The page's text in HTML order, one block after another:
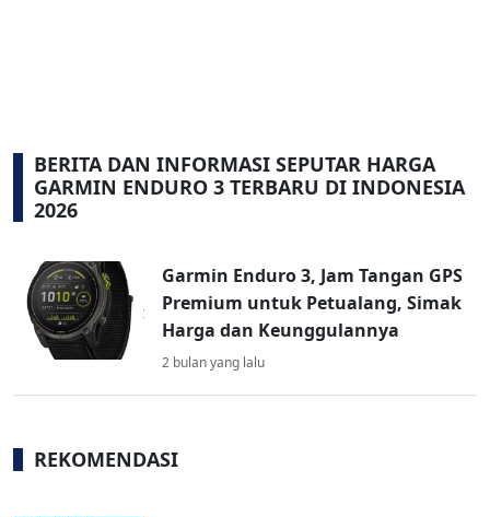
BERITA DAN INFORMASI SEPUTAR HARGA
GARMIN ENDURO 3 TERBARU DI INDONESIA
2026
Garmin Enduro 3, Jam Tangan GPS
Premium untuk Petualang, Simak
Harga dan Keunggulannya
2 bulan yang lalu
REKOMENDASI